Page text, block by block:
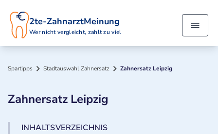
2te-ZahnarztMeinung
Wer nicht vergleicht, zahlt zu viel
Spartipps Stadtauswahl Zahnersatz Zahnersatz Leipzig
Zahnersatz Leipzig
INHALTSVERZEICHNIS